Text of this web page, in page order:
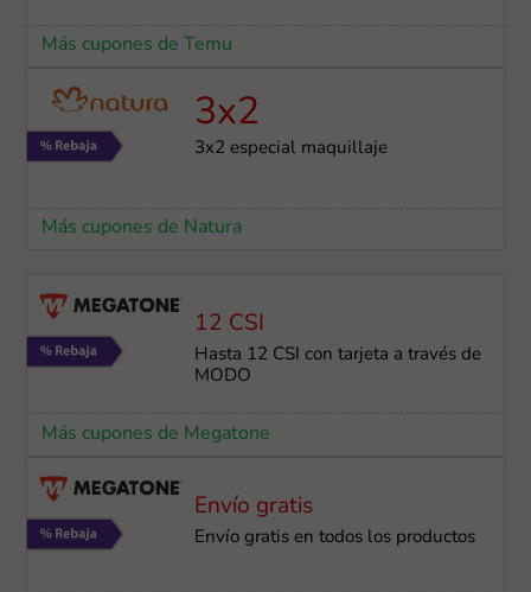
Más cupones de Temu
3x2
3x2 especial maquillaje
Más cupones de Natura
12 CSI
Hasta 12 CSI con tarjeta a través de
MODO
Más cupones de Megatone
Envío gratis
Envío gratis en todos los productos